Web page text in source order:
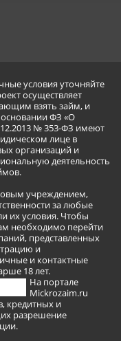
условия уточняйте
осуществляет
взять займ, и
ФЗ «О
№ 353-ФЗ имеют
лице в
организаций и
деятельность
учреждением,
за любые
их условия. Чтобы
необходимо перейти
представленных
и
и контактные
18 лет.
На портале
Mickrozaim.ru
кредитных и
разрешение